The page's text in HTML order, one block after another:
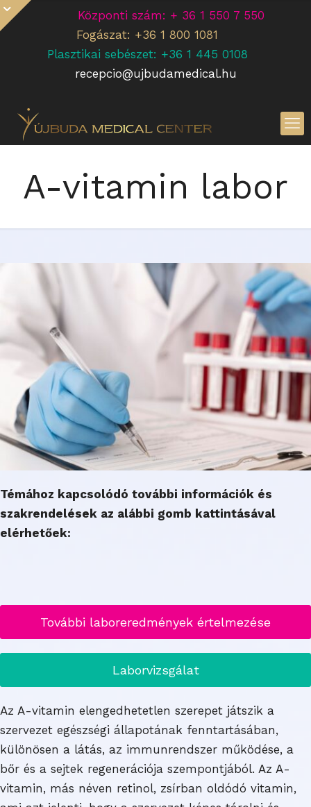
Központi szám: + 36 1 550 7 550
Fogászat: +36 1 800 1081
Plasztikai sebészet: +36 1 445 0108
recepcio@ujbudamedical.hu
A-vitamin labor
Témához kapcsolódó további információk és
szakrendelések az alábbi gomb kattintásával
elérhetőek:
További laboreredmények értelmezése
Laborvizsgálat
Az A-vitamin elengedhetetlen szerepet játszik a
szervezet egészségi állapotának fenntartásában,
különösen a látás, az immunrendszer működése, a
bőr és a sejtek regenerációja szempontjából. Az A-
vitamin, más néven retinol, zsírban oldódó vitamin,